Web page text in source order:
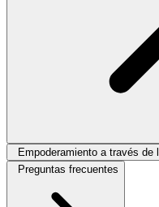
Empoderamiento a través de
Preguntas frecuentes